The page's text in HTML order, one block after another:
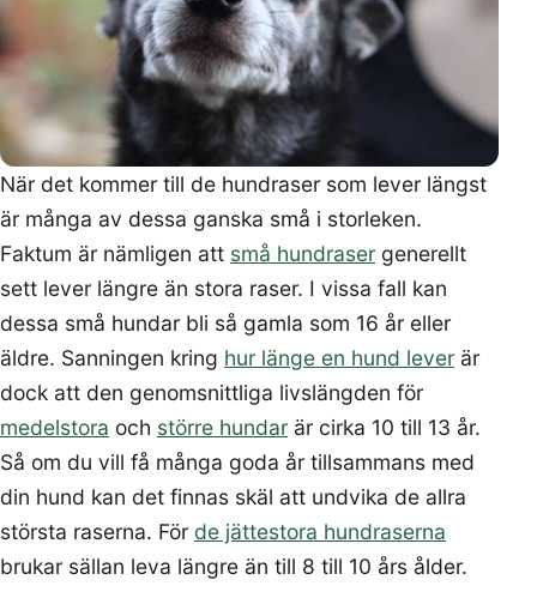
När det kommer till de hundraser som lever längst
är många av dessa ganska små i storleken.
Faktum är nämligen att små hundraser generellt
sett lever längre än stora raser. I vissa fall kan
dessa små hundar bli så gamla som 16 år eller
äldre. Sanningen kring hur länge en hund lever är
dock att den genomsnittliga livslängden för
medelstora och större hundar är cirka 10 till 13 år.
Så om du vill få många goda år tillsammans med
din hund kan det finnas skäl att undvika de allra
största raserna. För de jättestora hundraserna
brukar sällan leva längre än till 8 till 10 års ålder.